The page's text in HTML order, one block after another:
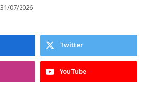
31/07/2026
Twitter
YouTube